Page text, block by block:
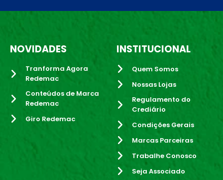
NOVIDADES
Tranforma Agora
Redemac
Conteúdos de Marca
Redemac
Giro Redemac
INSTITUCIONAL
Quem Somos
Nossas Lojas
Regulamento do
Crediário
Condições Gerais
Marcas Parceiras
Trabalhe Conosco
Seja Associado